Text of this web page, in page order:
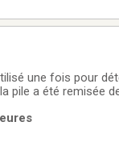
une fois pour
pile a été remisée